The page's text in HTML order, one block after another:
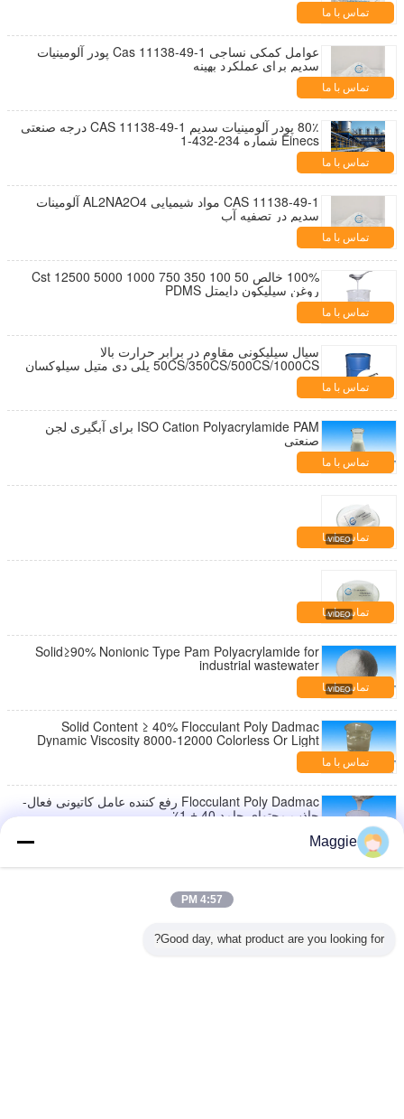
تماس با ما
عوامل کمکی نساجی Cas 11138-49-1 پودر آلومینیات
سدیم برای عملکرد بهینه
تماس با ما
80٪ پودر آلومینیات سدیم CAS 11138-49-1 درجه صنعتی
Einecs شماره 234-432-1
تماس با ما
CAS 11138-49-1 مواد شیمیایی AL2NA2O4 آلومینات
سدیم در تصفیه آب
تماس با ما
100% خالص 50 100 350 750 1000 5000 12500 Cst
روغن سیلیکون دایمتل PDMS
تماس با ما
سیال سیلیکونی مقاوم در برابر حرارت بالا
50CS/350CS/500CS/1000CS پلی دی متیل سیلوکسان
ها روغن سیلیکون Pdms تماس با ما
ISO Cation Polyacrylamide PAM برای آبگیری لجن
صنعتی
تماس با ما
تماس با ما
تماس با ما
Solid≥90% Nonionic Type Pam Polyacrylamide for
industrial wastewater
تماس با ما
Solid Content ≥ 40% Flocculant Poly Dadmac
Dynamic Viscosity 8000-12000 Colorless Or Light
Color Liquid تماس با ما
Flocculant Poly Dadmac رفع کننده عامل کاتیونی فعال-
جاذب محتوای جامد 40 ± 1٪
تماس با ما
عامل رطوبت مواد جامد 40 ± 1٪
کاتیونی فعال-جاذب پلی دیالیل دی متیل آمونیوم کلراید
Maggie
4:57 PM
Good day, what product are you looking for?